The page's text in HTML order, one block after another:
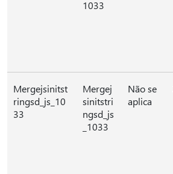
1033
Mergejsinitst
ringsd_js_10
33
Mergej
sinitstri
ngsd_js
_1033
Não se
aplica